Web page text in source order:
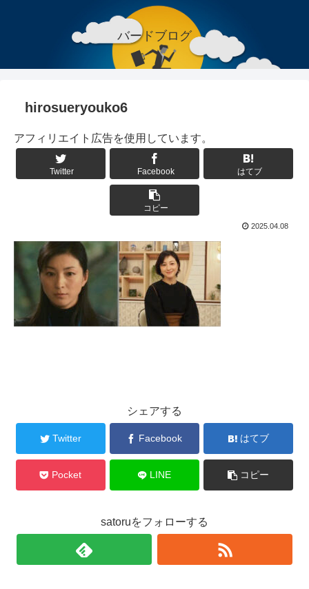
バードブログ
hirosueryouko6
アフィリエイト広告を使用しています。
Twitter Facebook はてブ
コピー
2025.04.08
シェアする
Twitter Facebook はてブ
Pocket LINE コピー
satoruをフォローする